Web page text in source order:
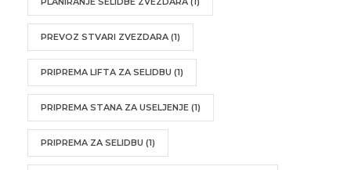
PREVOZ STVARI ZVEZDARA (1)
PRIPREMA LIFTA ZA SELIDBU (1)
PRIPREMA STANA ZA USELJENJE (1)
PRIPREMA ZA SELIDBU (1)